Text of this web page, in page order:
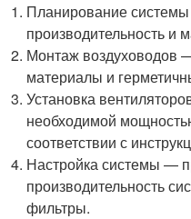
Планирование
производительность и
Монтаж воздуховодов
материалы и
Установка
необходимой
соответствии с
Настройка системы —
производительность
фильтры.